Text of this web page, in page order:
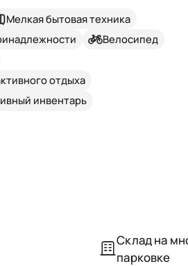
Мелкая бытовая техника
Велосипед
отдыха
инвентарь
Склад на
парковке